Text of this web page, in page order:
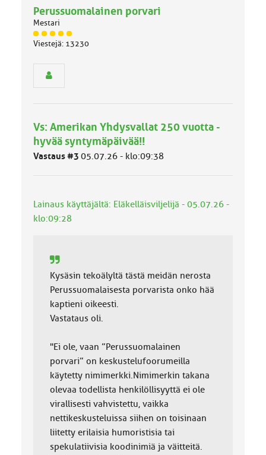
Perussuomalainen porvari
Mestari
J
ä
m
ä
u
a
:
Viestejä: 13230
Vs: Amerikan Yhdysvallat 250 vuotta -
hyvää syntymäpäivää!!
Vastaus #3 05.07.26 - klo:09:38
Lainaus käyttäjältä: Eläkelläisviljelijä - 05.07.26 -
klo:09:28
Kysäsin tekoälyltä tästä meidän nerosta
Perussuomalaisesta porvarista onko hää
kaptieni oikeesti.
Vastataus oli.
"Ei ole, vaan ”Perussuomalainen
porvari” on keskustelufoorumeilla
käytetty nimimerkki.Nimimerkin takana
olevaa todellista henkilöllisyyttä ei ole
virallisesti vahvistettu, vaikka
nettikeskusteluissa siihen on toisinaan
liitetty erilaisia humoristisia tai
spekulatiivisia koodinimiä ja väitteitä.